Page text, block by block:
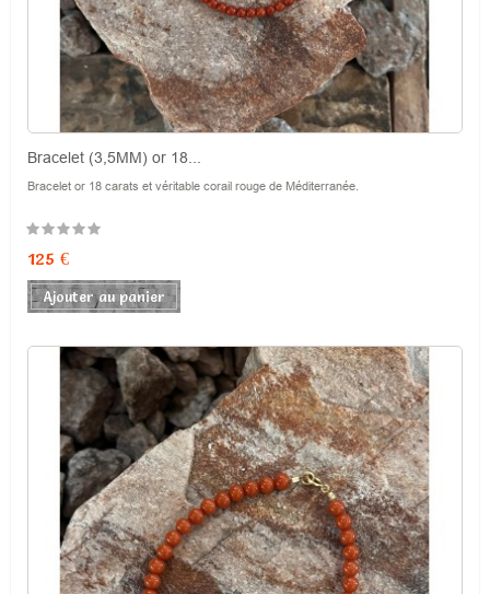
Bracelet (3,5MM) or 18...
Bracelet or 18 carats et véritable corail rouge de Méditerranée.
Prix
125 €
Ajouter au panier